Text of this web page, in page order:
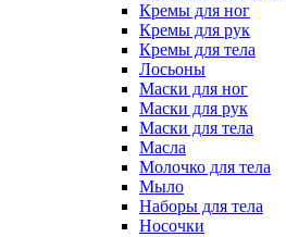
Кремы для ног
Кремы для рук
Кремы для тела
Лосьоны
Маски для ног
Маски для рук
Маски для тела
Масла
Молочко для тела
Мыло
Наборы для тела
Носочки